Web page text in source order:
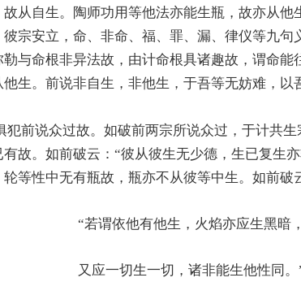
从自生。陶师功用等他法亦能生瓶，故亦从
宗安立，命、非命、福、罪、漏、律仪等九句
与命根非异法故，由计命根具诸趣故，谓命
生。前说非自生，非他生，于吾等无妨难，以
犯前说众过故。如破前两宗所说众过，于计共
故。如前破云：“彼从彼生无少德，生已复生
等性中无有瓶故，瓶亦不从彼等中生。如前破
“若谓依他有他生，火焰亦应生黑暗，
又应一切生一切，诸非能生他性同。